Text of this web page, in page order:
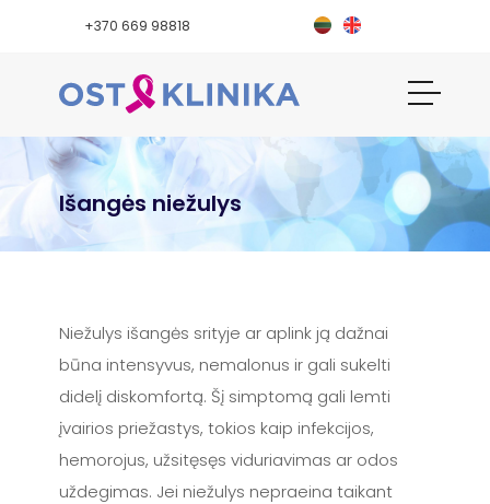
+370 669 98818
Išangės niežulys
Niežulys išangės srityje ar aplink ją dažnai
būna intensyvus, nemalonus ir gali sukelti
didelį diskomfortą. Šį simptomą gali lemti
įvairios priežastys, tokios kaip infekcijos,
hemorojus, užsitęsęs viduriavimas ar odos
uždegimas. Jei niežulys nepraeina taikant